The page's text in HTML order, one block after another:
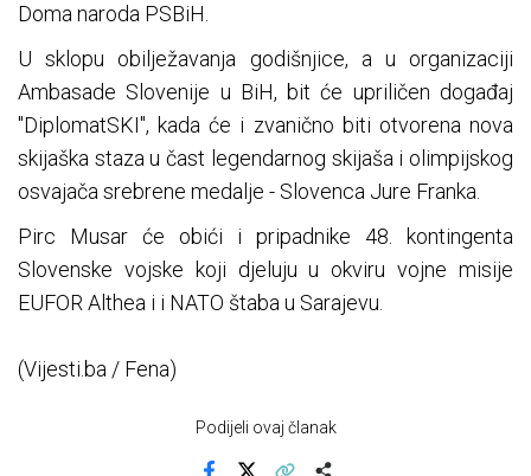
Doma naroda PSBiH.
U sklopu obilježavanja godišnjice, a u organizaciji
Ambasade Slovenije u BiH, bit će upriličen događaj
"DiplomatSKI", kada će i zvanično biti otvorena nova
skijaška staza u čast legendarnog skijaša i olimpijskog
osvajača srebrene medalje - Slovenca Jure Franka.
Pirc Musar će obići i pripadnike 48. kontingenta
Slovenske vojske koji djeluju u okviru vojne misije
EUFOR Althea i i NATO štaba u Sarajevu.
(Vijesti.ba / Fena)
Podijeli ovaj članak